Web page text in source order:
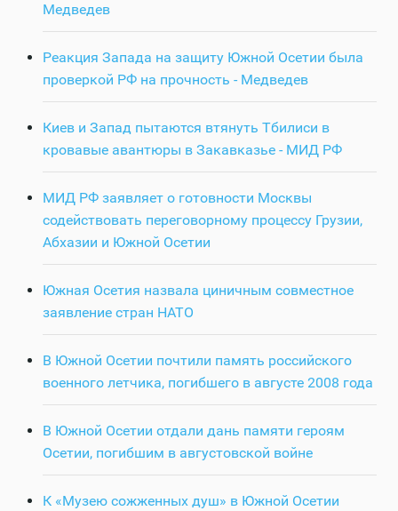
Медведев
Реакция Запада на защиту Южной Осетии была
проверкой РФ на прочность - Медведев
Киев и Запад пытаются втянуть Тбилиси в
кровавые авантюры в Закавказье - МИД РФ
МИД РФ заявляет о готовности Москвы
содействовать переговорному процессу Грузии,
Абхазии и Южной Осетии
Южная Осетия назвала циничным совместное
заявление стран НАТО
В Южной Осетии почтили память российского
военного летчика, погибшего в августе 2008 года
В Южной Осетии отдали дань памяти героям
Осетии, погибшим в августовской войне
К «Музею сожженных душ» в Южной Осетии